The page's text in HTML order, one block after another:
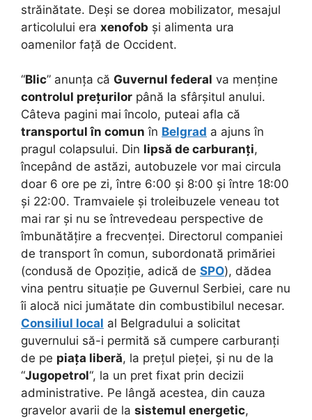
străinătate. Deși se dorea mobilizator, mesajul
articolului era xenofob și alimenta ura
oamenilor față de Occident.
“Blic” anunța că Guvernul federal va menține
controlul prețurilor până la sfârșitul anului.
Câteva pagini mai încolo, puteai afla că
transportul în comun în Belgrad a ajuns în
pragul colapsului. Din lipsă de carburanți,
începând de astăzi, autobuzele vor mai circula
doar 6 ore pe zi, între 6:00 și 8:00 și între 18:00
și 22:00. Tramvaiele și troleibuzele veneau tot
mai rar și nu se întrevedeau perspective de
îmbunătățire a frecvenței. Directorul companiei
de transport în comun, subordonată primăriei
(condusă de Opoziție, adică de SPO), dădea
vina pentru situație pe Guvernul Serbiei, care nu
îi alocă nici jumătate din combustibilul necesar.
Consiliul local al Belgradului a solicitat
guvernului să-i permită să cumpere carburanți
de pe piața liberă, la prețul pieței, și nu de la
“Jugopetrol“, la un pret fixat prin decizii
administrative. Pe lângă acestea, din cauza
gravelor avarii de la sistemul energetic,